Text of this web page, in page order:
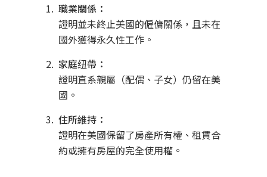
職業關係：
證明並未終止美國的僱傭關係，且未在
國外獲得永久性工作。
家庭纽帶：
證明直系親屬（配偶、子女）仍留在美
國。
住所維持：
證明在美國保留了房產所有權、租賃合
約或擁有房屋的完全使用權。